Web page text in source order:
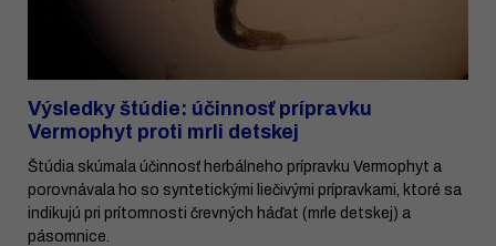
Výsledky štúdie: účinnosť prípravku
Vermophyt proti mrli detskej
Štúdia skúmala účinnosť herbálneho prípravku Vermophyt a
porovnávala ho so syntetickými liečivými prípravkami, ktoré sa
indikujú pri prítomnosti črevných háďat (mrle detskej) a
pásomnice.